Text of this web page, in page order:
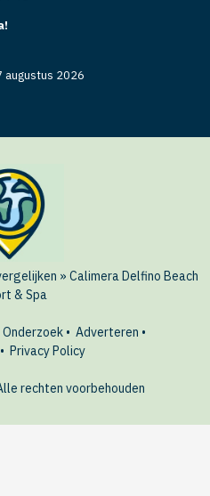
augustus 2026
» Calimera Delfino Beach
& Spa
Onderzoek• Adverteren •
Privacy Policy
rechten voorbehouden